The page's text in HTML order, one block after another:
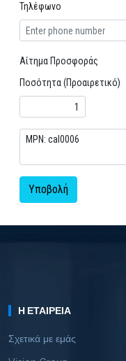
Τηλέφωνο
Αίτημα Προσφοράς
Ποσότητα (Προαιρετικό)
Υποβολή
Η ΕΤΑΙΡΕΊΑ
Σχετικά με εμάς